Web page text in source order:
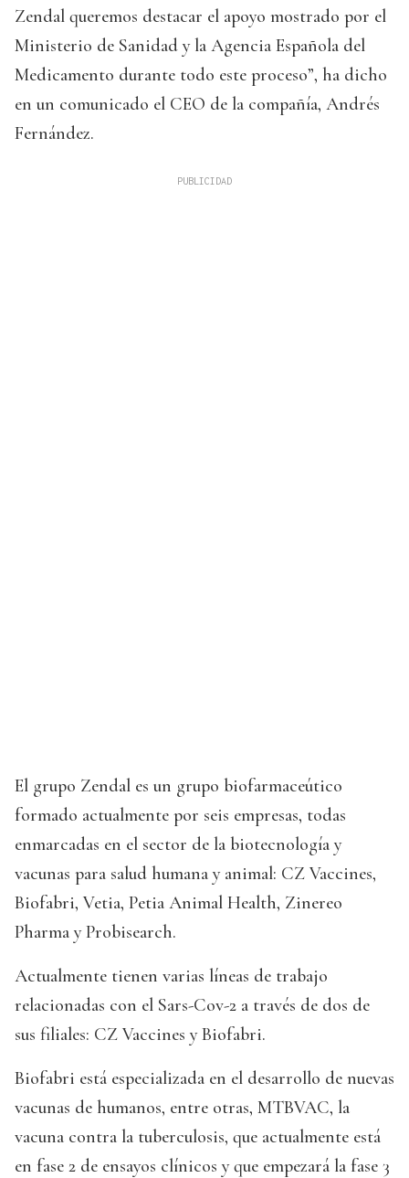
Zendal queremos destacar el apoyo mostrado por el
Ministerio de Sanidad y la Agencia Española del
Medicamento durante todo este proceso”, ha dicho
en un comunicado el CEO de la compañía, Andrés
Fernández.
El grupo Zendal es un grupo biofarmaceútico
formado actualmente por seis empresas, todas
enmarcadas en el sector de la biotecnología y
vacunas para salud humana y animal: CZ Vaccines,
Biofabri, Vetia, Petia Animal Health, Zinereo
Pharma y Probisearch.
Actualmente tienen varias líneas de trabajo
relacionadas con el Sars-Cov-2 a través de dos de
sus filiales: CZ Vaccines y Biofabri.
Biofabri está especializada en el desarrollo de nuevas
vacunas de humanos, entre otras, MTBVAC, la
vacuna contra la tuberculosis, que actualmente está
en fase 2 de ensayos clínicos y que empezará la fase 3